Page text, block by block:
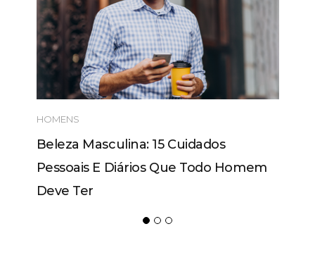
HOMENS
Beleza Masculina: 15 Cuidados
Pessoais E Diários Que Todo Homem
Deve Ter